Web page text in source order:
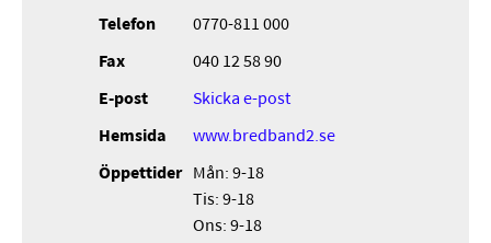
Telefon 0770-811 000
Fax 040 12 58 90
E-post Skicka e-post
Hemsida www.bredband2.se
Öppettider
Mån: 9-18
Tis: 9-18
Ons: 9-18